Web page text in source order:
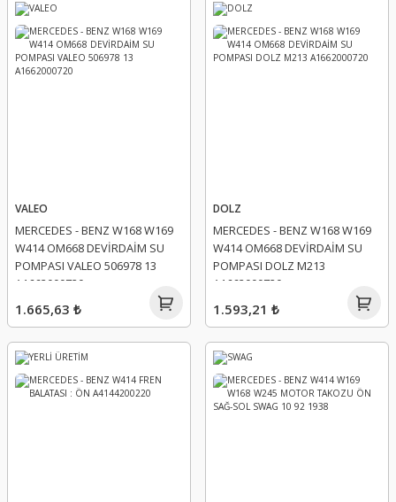
VALEO
MERCEDES - BENZ W168 W169
W414 OM668 DEVİRDAİM SU
POMPASI VALEO 506978 13
A1662000720
1.665,63 ₺
DOLZ
MERCEDES - BENZ W168 W169
W414 OM668 DEVİRDAİM SU
POMPASI DOLZ M213
A1662000720
1.593,21 ₺